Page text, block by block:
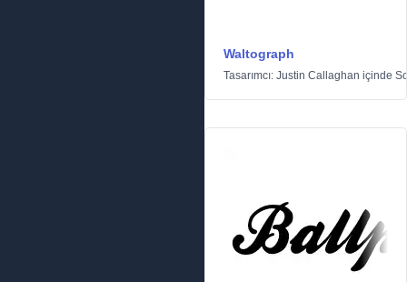
Waltograph
Tasarımcı: Justin Callaghan içinde